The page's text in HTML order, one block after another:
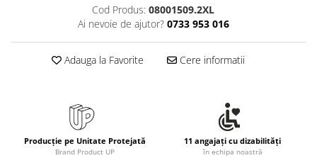
Curatenie si igiena
Produse Antibacteriene
Articole pentru bucatarie
Hartie igienica, prosoape hartie si
Articole pentru rufe, casa,
Cod Produs: 08001509.2XL
Ai nevoie de ajutor? 0733 953 016
Adauga la Favorite Cere informatii
Producție pe Unitate Protejată
Brand Product UP
11 angajați cu dizabilități
în echipa noastră